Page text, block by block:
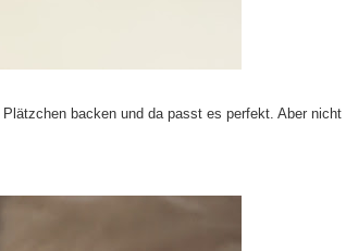
backen und da passt es perfekt. Aber nicht